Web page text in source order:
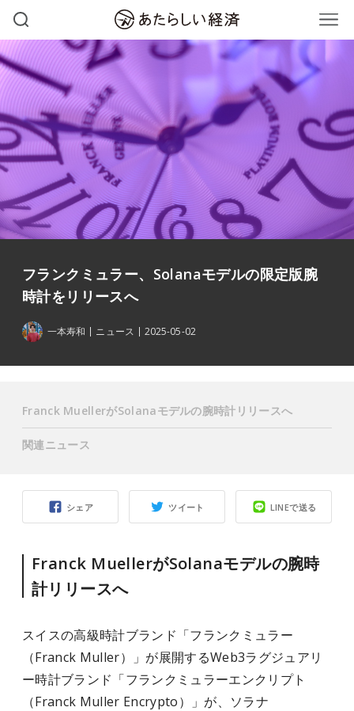
フランクミュラー、Solanaモデルの限定版腕
時計をリリースへ
一本寿和 ニュース 2025-05-02
シェア ツイート LINEで送る
Franck MuellerがSolanaモデルの腕時
計リリースへ
スイスの高級時計ブランド「フランクミュラー
（Franck Muller）」が展開するWeb3ラグジュアリ
ー時計ブランド「フランクミュラーエンクリプト
（Franck Muller Encrypto）」が、ソラナ
Franck MuellerがSolanaモデルの腕時計リリースへ
関連ニュース